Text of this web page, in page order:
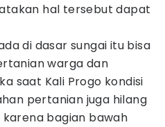
hal tersebut dapat
di dasar sungai itu bisa
warga dan
saat Kali Progo kondisi
pertanian juga hilang
bagian bawah